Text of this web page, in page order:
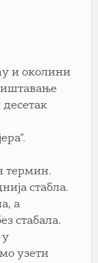
и околини
термин.
стабла.
а
стабала.
у
узети